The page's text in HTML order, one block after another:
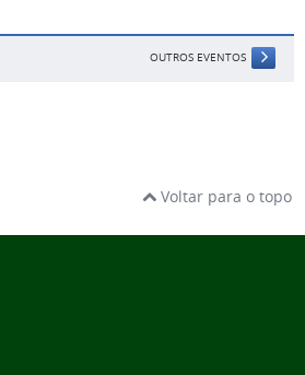
OUTROS EVENTOS
Voltar para o topo